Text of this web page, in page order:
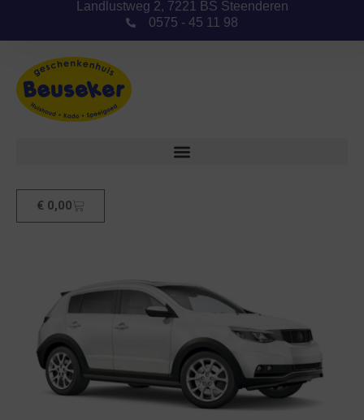
Landlustweg 2, 7221 BS Steenderen
0575 - 45 11 98
€ 0,00